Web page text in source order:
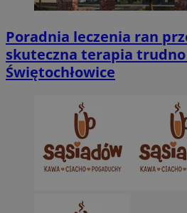
Poradnia leczenia ran
skuteczna terapia
Świętochłowice